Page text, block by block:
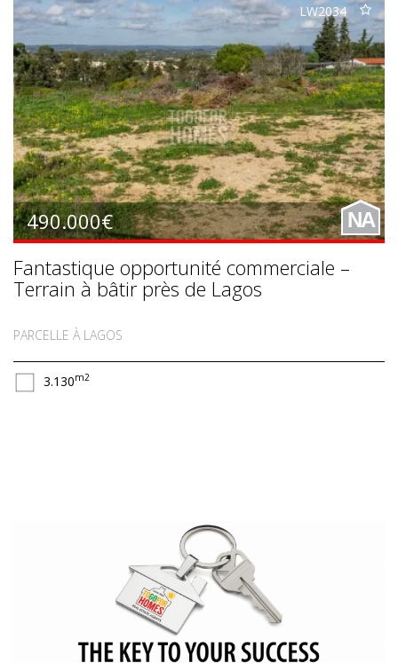
LW2034
490.000€ NA
Fantastique opportunité commerciale –
Terrain à bâtir près de Lagos
PARCELLE À LAGOS
3.130m2